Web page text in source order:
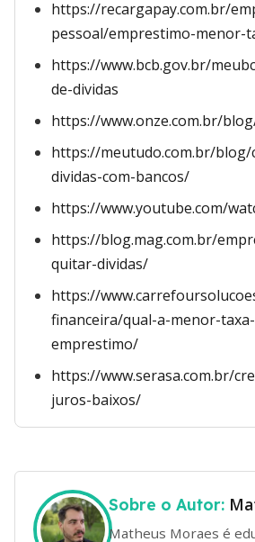
https://recargapay.com.br/
pessoal/emprestimo-menor-
https://www.bcb.gov.br/
de-dividas
https://www.onze.com.br/
https://meutudo.com.br/
dividas-com-bancos/
https://www.youtube.com/
https://blog.mag.com.br/
quitar-dividas/
https://
financeira/qual-a-menor-
emprestimo/
https://www.serasa.com.br/
juros-baixos/
Sobre o Autor:
Matheus Moraes é